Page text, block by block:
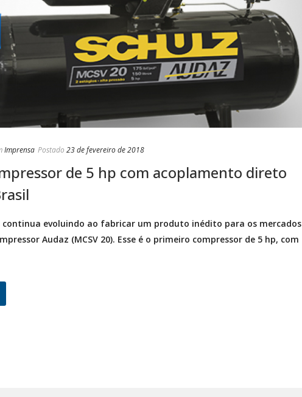
Imprensa Postado 23 de fevereiro de 2018
de 5 hp com acoplamento direto
continua evoluindo ao fabricar um produto inédito para os mercados
Audaz (MCSV 20). Esse é o primeiro compressor de 5 hp, com